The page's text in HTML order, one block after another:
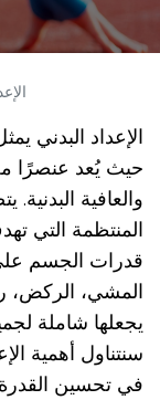
الإعداد البدني
حيث يُعد عنصرًا
والعافية البدنية.
المنتظمة التي
قدرات الجسم على
المشي، الركض،
يجعلها شاملة
سنتناول أهمية
في تحسين القدرة